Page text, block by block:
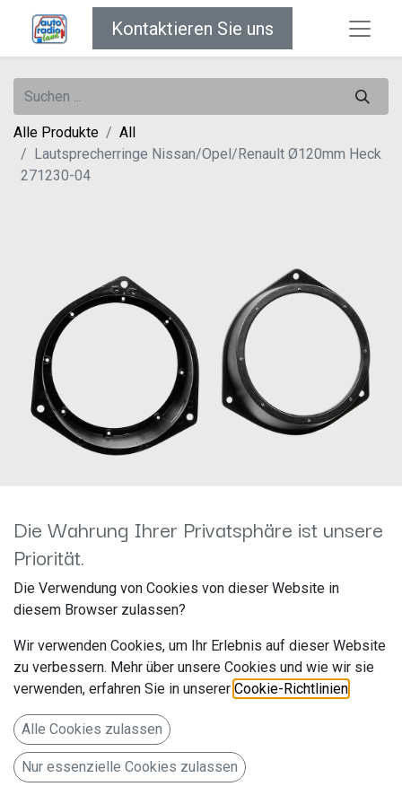
Kontaktieren Sie uns
Alle Produkte
All
Lautsprecherringe Nissan/Opel/Renault Ø120mm Heck
271230-04
Lautsprecherringe
Nissan/Opel/Renault Ø120mm
Heck 271230-04
Artikelnummer: 271230-04
acv GmbH
Straßburger Allee 10-12
Die Wahrung Ihrer Privatsphäre ist unsere
Priorität.
Die Verwendung von Cookies von dieser Website in
diesem Browser zulassen?
Wir verwenden Cookies, um Ihr Erlebnis auf dieser Website
zu verbessern. Mehr über unsere Cookies und wie wir sie
verwenden, erfahren Sie in unserer Cookie-Richtlinien
Alle Cookies zulassen
Nur essenzielle Cookies zulassen